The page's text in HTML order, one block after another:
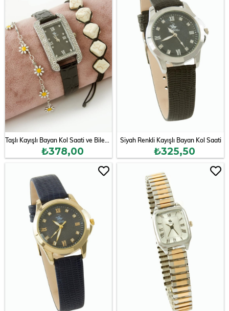
₺378,00
Siyah Renkli Kayışlı Bayan Kol Saati
₺325,50